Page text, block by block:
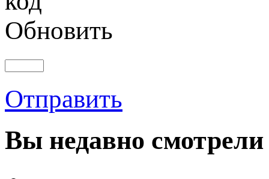
Обновить
Отправить
Вы недавно смотрели